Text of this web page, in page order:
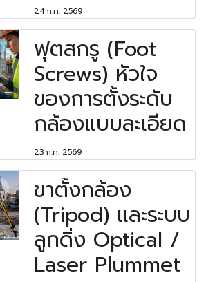
24 ก.ค. 2569
ฟุตสกรู (Foot
Screws) หัวใจ
ของการตั้งระดับ
กล้องแบบละเอียด
23 ก.ค. 2569
ขาตั้งกล้อง
(Tripod) และระบบ
ลูกดิ่ง Optical /
Laser Plummet